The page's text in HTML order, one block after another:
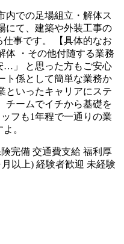
での足場組立・解体ス
にて、建築や外装工事の
事です。 【具体的なお
体 ・その他付随する業務
…」 と思った方もご安心
ト係として簡単な業務か
といったキャリアにステ
チームでイチから基礎を
フも1年程で一通りの業
。
完備 交通費支給 福利厚
以上) 経験者歓迎 未経験